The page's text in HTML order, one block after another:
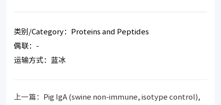
类别/Category：Proteins and Peptides
偶联：-
运输方式：蓝冰
上一篇：
Pig IgA (swine non-immune, isotype control),